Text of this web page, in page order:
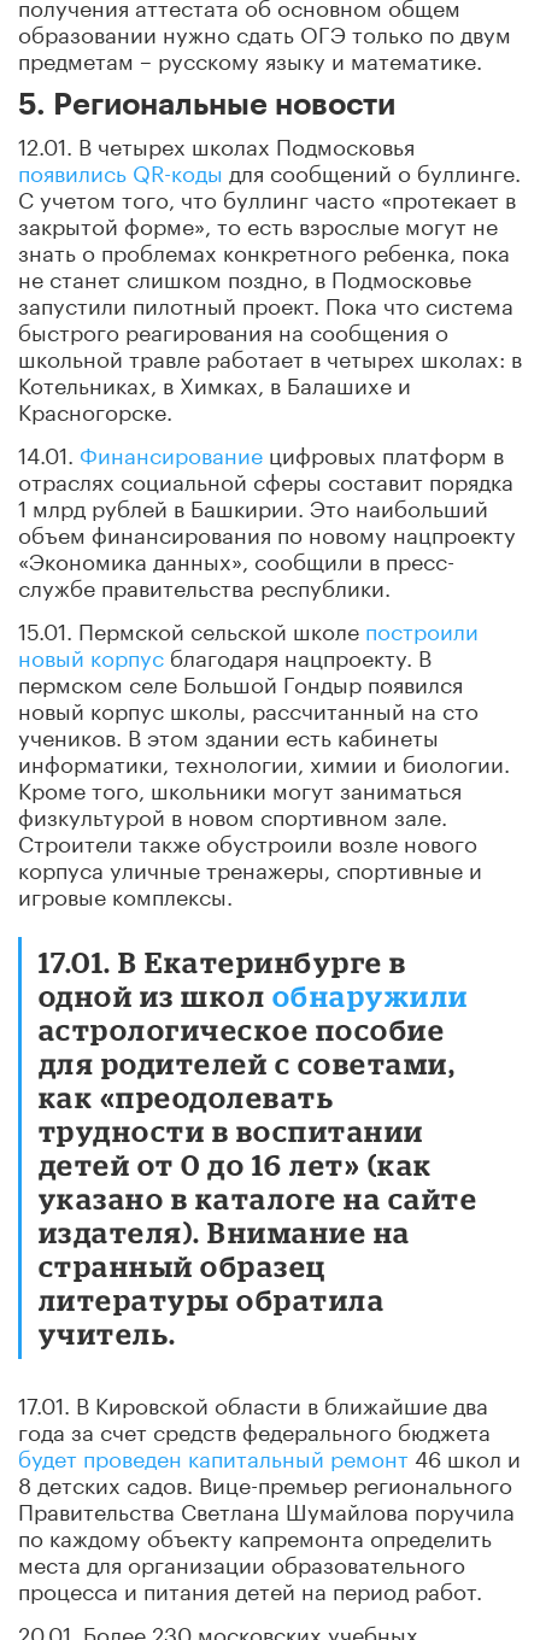
образовании нужно сдать ОГЭ только по двум
предметам – русскому языку и математике.
5. Региональные новости
12.01. В четырех школах Подмосковья
появились QR-коды для сообщений о буллинге.
С учетом того, что буллинг часто «протекает в
закрытой форме», то есть взрослые могут не
знать о проблемах конкретного ребенка, пока
не станет слишком поздно, в Подмосковье
запустили пилотный проект. Пока что система
быстрого реагирования на сообщения о
школьной травле работает в четырех школах: в
Котельниках, в Химках, в Балашихе и
Красногорске.
14.01. Финансирование цифровых платформ в
отраслях социальной сферы составит порядка
1 млрд рублей в Башкирии. Это наибольший
объем финансирования по новому нацпроекту
«Экономика данных», сообщили в пресс-
службе правительства республики.
15.01. Пермской сельской школе построили
новый корпус благодаря нацпроекту. В
пермском селе Большой Гондыр появился
новый корпус школы, рассчитанный на сто
учеников. В этом здании есть кабинеты
информатики, технологии, химии и биологии.
Кроме того, школьники могут заниматься
физкультурой в новом спортивном зале.
Строители также обустроили возле нового
корпуса уличные тренажеры, спортивные и
игровые комплексы.
17.01. В Екатеринбурге в
одной из школ обнаружили
астрологическое пособие
для родителей с советами,
как «преодолевать
трудности в воспитании
детей от 0 до 16 лет» (как
указано в каталоге на сайте
издателя). Внимание на
странный образец
литературы обратила
учитель.
17.01. В Кировской области в ближайшие два
года за счет средств федерального бюджета
будет проведен капитальный ремонт46 школ и
8 детских садов. Вице-премьер регионального
Правительства Светлана Шумайлова поручила
по каждому объекту капремонта определить
места для организации образовательного
процесса и питания детей на период работ.
20.01. Более 230 московских учебных